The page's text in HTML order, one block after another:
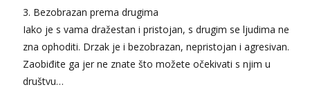
3. Bezobrazan prema drugima
Iako je s vama dražestan i pristojan, s drugim se ljudima ne
zna ophoditi. Drzak je i bezobrazan, nepristojan i agresivan.
Zaobiđite ga jer ne znate što možete očekivati s njim u
društvu…